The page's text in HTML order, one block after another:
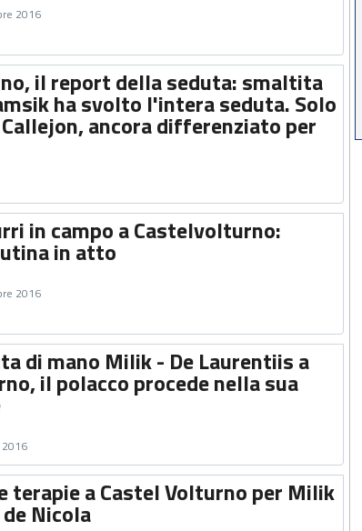
2016
il report della seduta: smaltita
ha svolto l'intera seduta. Solo
ancora differenziato per
in campo a Castelvolturno:
in atto
2016
di mano Milik - De Laurentiis a
il polacco procede nella sua
terapie a Castel Volturno per Milik
Nicola